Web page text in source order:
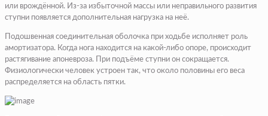
или врождённой. Из-за избыточной массы или неправильного развития
ступни появляется дополнительная нагрузка на неё.
Подошвенная соединительная оболочка при ходьбе исполняет роль
амортизатора. Когда нога находится на какой-либо опоре, происходит
растягивание апоневроза. При подъёме ступни он сокращается.
Физиологически человек устроен так, что около половины его веса
распределяется на область пятки.